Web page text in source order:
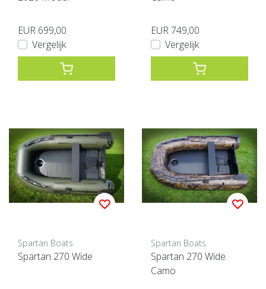
EUR 699,00
Vergelijk
EUR 749,00
Vergelijk
Spartan Boats
Spartan 270 Wide
Spartan Boats
Spartan 270 Wide
Camo